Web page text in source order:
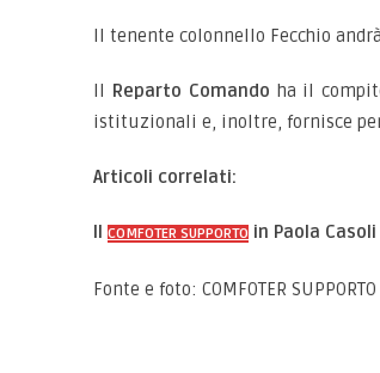
Il tenente colonnello Fecchio
Il Reparto Comando ha il
istituzionali e, inoltre, fornisce
Articoli correlati:
Il COMFOTER SUPPORTO in Paola
Fonte e foto: COMFOTER SUPPORTO